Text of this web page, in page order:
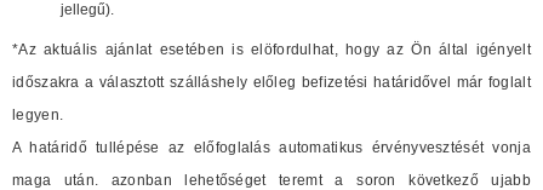
jellegű).
*Az aktuális ajánlat esetében is elöfordulhat, hogy az Ön által igényelt
időszakra a választott szálláshely előleg befizetési határidővel már foglalt
legyen.
A határidő tullépése az előfoglalás automatikus érvényvesztését vonja
maga után. azonban lehetőséget teremt a soron következő ujabb